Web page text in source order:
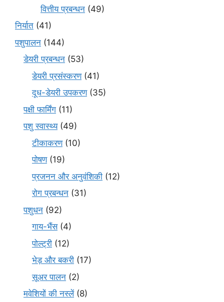
वित्तीय प्रबन्धन (49)
निर्यात (41)
पशुपालन (144)
डेयरी प्रबन्धन (53)
डेयरी प्रसंस्करण(41)
दूध-डेयरी उपकरण(35)
पक्षी फार्मिंग (11)
पशु स्वास्थ्य(49)
टीकाकरण(10)
पोषण(19)
प्रजनन और अनुवंशिकी (12)
रोग प्रबन्धन (31)
पशुधन (92)
गाय-भैंस(4)
पोल्ट्री (12)
भेड़ और बकरी (17)
सूअर पालन (2)
मवेशियों की नस्लें(8)